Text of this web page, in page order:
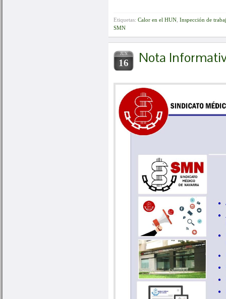
Etiquetas: Calor en el HUN Inspección de
SMN
JUN
16 Nota